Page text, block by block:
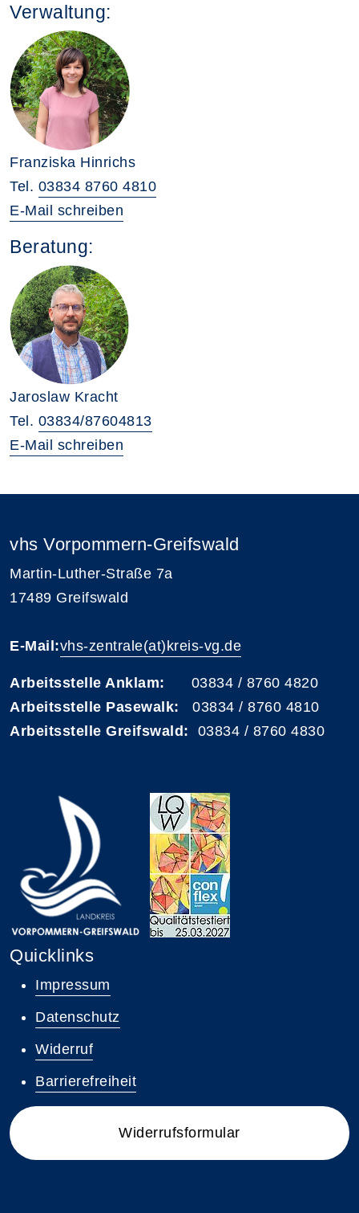
Verwaltung:
Franziska Hinrichs
Tel. 03834 8760 4810
E-Mail schreiben
Beratung:
Jaroslaw Kracht
Tel. 03834/87604813
E-Mail schreiben
vhs Vorpommern-Greifswald
Martin-Luther-Straße 7a
17489 Greifswald
E-Mail:vhs-zentrale(at)kreis-vg.de
Arbeitsstelle Anklam: 03834 / 8760 4820
Arbeitsstelle Pasewalk: 03834 / 8760 4810
Arbeitsstelle Greifswald: 03834 / 8760 4830
Quicklinks
Impressum
Datenschutz
Widerruf
Barrierefreiheit
Widerrufsformular